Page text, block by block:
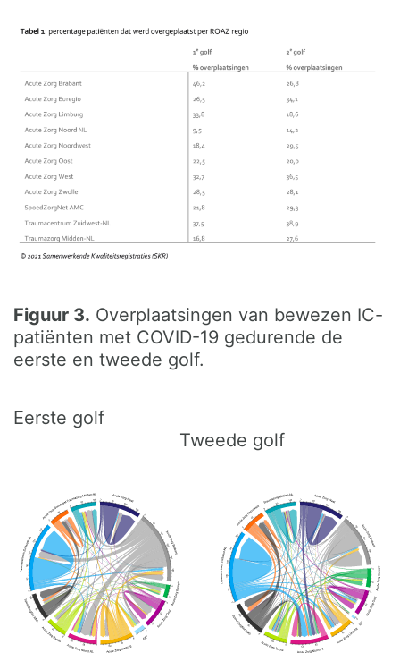
Figuur 3. Overplaatsingen van bewezen IC-
patiënten met COVID-19 gedurende de
eerste en tweede golf.
Eerste golf
Tweede golf